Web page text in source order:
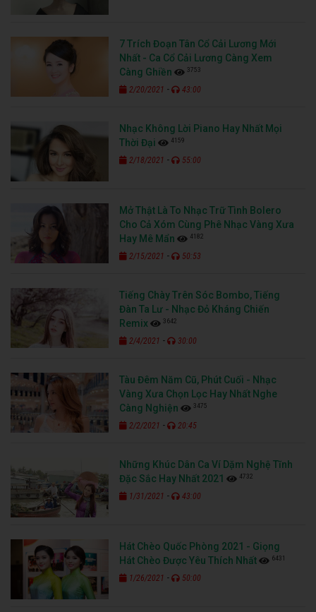
7 Trích Đoạn Tân Cổ Cải Lương Mới
Nhất - Ca Cổ Cải Lương Càng Xem
Càng Ghiền
3753
2/20/2021 - 43:00
Nhạc Không Lời Piano Hay Nhất Mọi
Thời Đại
4159
2/18/2021 - 55:00
Mở Thật Là To Nhạc Trữ Tình Bolero
Cho Cả Xóm Cùng Phê Nhạc Vàng Xưa
Hay Mê Mẩn
4182
2/15/2021 - 50:53
Tiếng Chày Trên Sóc Bombo, Tiếng
Đàn Ta Lư - Nhạc Đỏ Kháng Chiến
Remix
3642
2/4/2021 - 30:00
Tàu Đêm Năm Cũ, Phút Cuối - Nhạc
Vàng Xưa Chọn Lọc Hay Nhất Nghe
Càng Nghiện
3475
2/2/2021 - 20:45
Những Khúc Dân Ca Ví Dặm Nghệ Tĩnh
Đặc Sắc Hay Nhất 2021
4732
1/31/2021 - 43:00
Hát Chèo Quốc Phòng 2021 - Giọng
Hát Chèo Được Yêu Thích Nhất
6431
1/26/2021 - 50:00